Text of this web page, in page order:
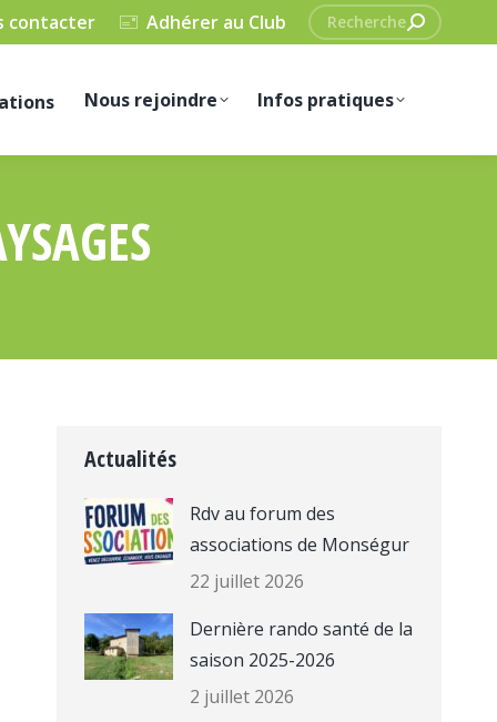
contacter Adhérer au Club
Recherche
:
Nous rejoindre Infos pratiques
Actualités
Rdv au forum des
associations de Monségur
22 juillet 2026
Dernière rando santé de la
saison 2025-2026
2 juillet 2026